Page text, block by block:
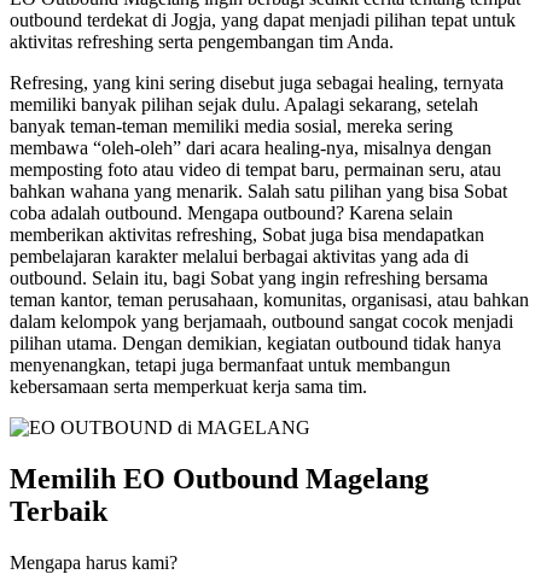
outbound terdekat di Jogja, yang dapat menjadi pilihan tepat untuk
aktivitas refreshing serta pengembangan tim Anda.
Refresing, yang kini sering disebut juga sebagai healing, ternyata
memiliki banyak pilihan sejak dulu. Apalagi sekarang, setelah
banyak teman-teman memiliki media sosial, mereka sering
membawa “oleh-oleh” dari acara healing-nya, misalnya dengan
memposting foto atau video di tempat baru, permainan seru, atau
bahkan wahana yang menarik. Salah satu pilihan yang bisa Sobat
coba adalah outbound. Mengapa outbound? Karena selain
memberikan aktivitas refreshing, Sobat juga bisa mendapatkan
pembelajaran karakter melalui berbagai aktivitas yang ada di
outbound. Selain itu, bagi Sobat yang ingin refreshing bersama
teman kantor, teman perusahaan, komunitas, organisasi, atau bahkan
dalam kelompok yang berjamaah, outbound sangat cocok menjadi
pilihan utama. Dengan demikian, kegiatan outbound tidak hanya
menyenangkan, tetapi juga bermanfaat untuk membangun
kebersamaan serta memperkuat kerja sama tim.
Memilih EO Outbound Magelang
Terbaik
Mengapa harus kami?